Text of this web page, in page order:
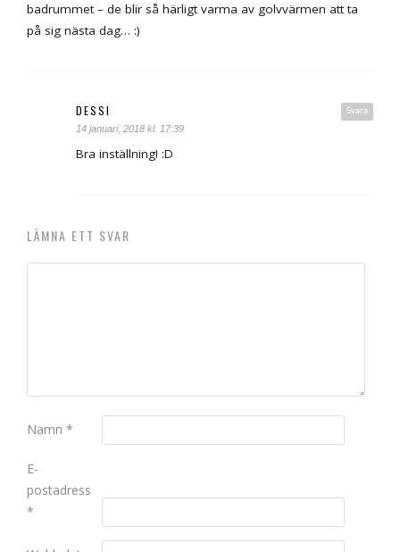
badrummet – de blir så härligt varma av golvvärmen att ta
på sig nästa dag… :)
Svara
DESSI
14 januari, 2018 kl. 17:39
Bra inställning! :D
LÄMNA ETT SVAR
Namn *
E-
postadress
*